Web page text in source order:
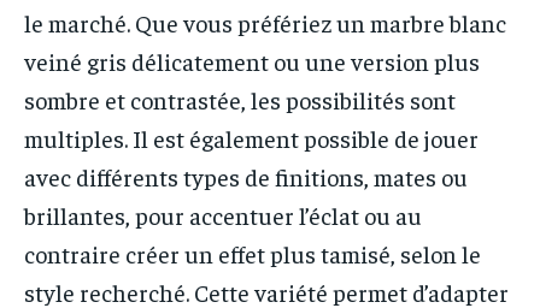
le marché. Que vous préfériez un marbre blanc
veiné gris délicatement ou une version plus
sombre et contrastée, les possibilités sont
multiples. Il est également possible de jouer
avec différents types de finitions, mates ou
brillantes, pour accentuer l’éclat ou au
contraire créer un effet plus tamisé, selon le
style recherché. Cette variété permet d’adapter